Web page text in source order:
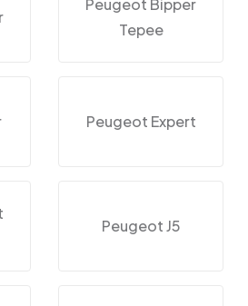
Peugeot Bipper
Tepee
Peugeot Expert
Peugeot J5